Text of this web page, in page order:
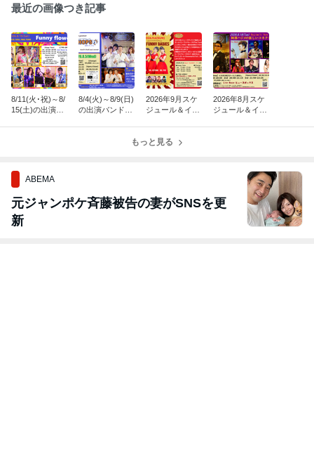
最近の画像つき記事
8/11(火･祝)～8/
15(土)の出演バ
8/4(火)～8/9(日)
の出演バンドお
2026年9月スケ
ジュール＆イン
2026年8月スケ
ジュール＆イン
もっと見る
ABEMA
元ジャンポケ斉藤被告の妻がSNSを更
新